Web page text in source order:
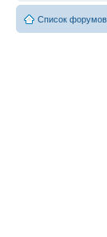
Список форумов